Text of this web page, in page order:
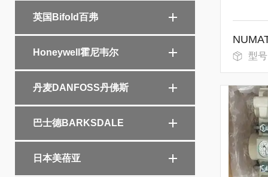
英国Bifold百弗
Honeywell霍尼韦尔
丹麦DANFOSS丹佛斯
巴士德BARKSDALE
日本美蓓亚
型